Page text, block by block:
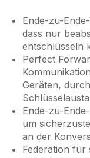
Ende-zu-
dass nur
entschlüsseln
Perfect
Geräten,
Ende-zu-
um
an der
Federation für